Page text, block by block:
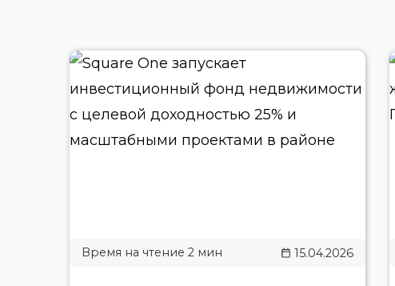
15.04.2026